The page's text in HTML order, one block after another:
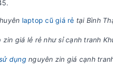
laptop cũ giá rẻ tại Bình
zin giá lẻ rẻ như sỉ cạnh tranh
dụng nguyên zin giá cạnh